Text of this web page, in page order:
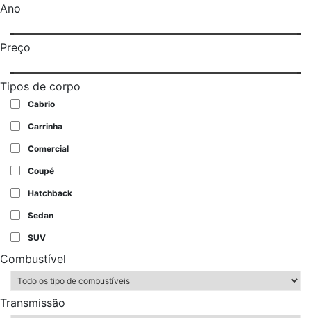
Ano
Preço
Tipos de corpo
Cabrio
Carrinha
Comercial
Coupé
Hatchback
Sedan
SUV
Combustível
Transmissão